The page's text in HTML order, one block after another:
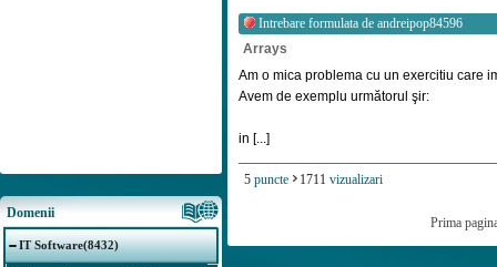
Domenii
IT Software(8432)
Intrebare formulata de andreipop84596
Arrays
Am o mica problema cu un exercitiu care
Avem de exemplu următorul şir:
in [...]
5 puncte 1711 vizualizari
Prima